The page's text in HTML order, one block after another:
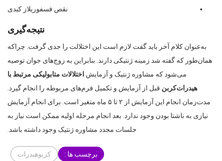
نقص فسفوریلاز کبدی
نتیجه‌گیری
به‌عنوان کلام آخر باید گفت لازم است این اختلالت را جدی گرفت. چراکه
همان‌طور که گفته شد زمینه ژنتیکی دارند. بنابراین به زوج‌های جوان توصیه
می‌شود که مشاوره ژنتیک و آزمایش اختلالات متابولیکی مرتبط با
هیدرات‌کربن قبل از آزمایش و تکمیل فرم‌های مربوطه را انجام گیرد.
مدت‌زمان انجام این آزمایش از ۲ تا ۵ ماه متغیر است. برای انجام آزمایش
نیازی به ناشتا بودن وجود ندارد. بعد انجام مرحله اولیه ممکن است نیاز به
جلسات مجدد مشاوره ژنتیک وجود داشته باشد.
برچسب ها : کربوهیدرات